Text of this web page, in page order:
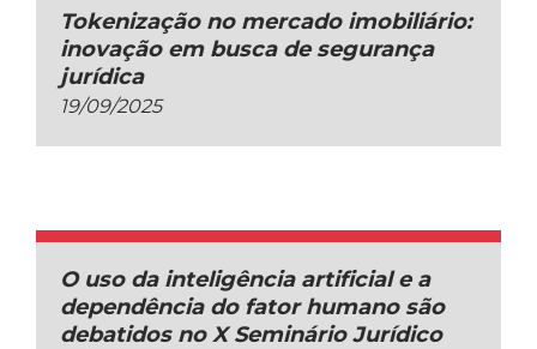
Tokenização no mercado imobiliário:
inovação em busca de segurança
jurídica
19/09/2025
O uso da inteligência artificial e a
dependência do fator humano são
debatidos no X Seminário Jurídico